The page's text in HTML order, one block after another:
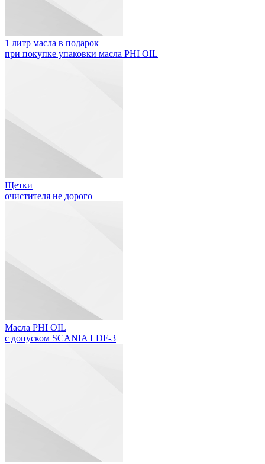
1 литр масла в подарок
при покупке упаковки масла PHI OIL
Щетки
очистителя не дорого
Масла PHI OIL
с допуском SCANIA LDF-3